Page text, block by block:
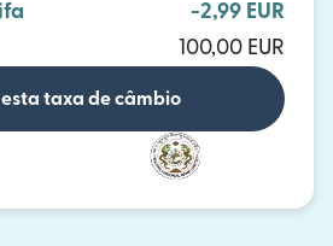
-2,99 EUR
100,00 EUR
taxa de câmbio